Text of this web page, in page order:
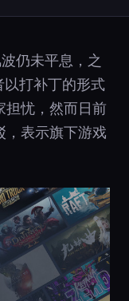
仍未平息，之
打补丁的形式
担忧，然而日前
，表示旗下游戏